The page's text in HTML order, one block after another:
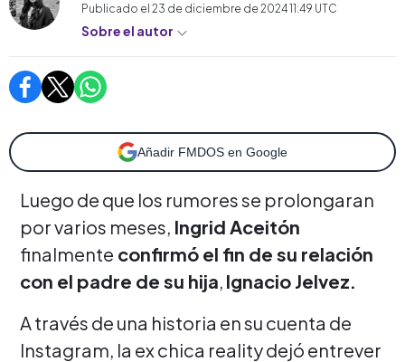
Publicado el 23 de diciembre de 2024 11:49 UTC
Sobre el autor
Añadir FMDOS en Google
Luego de que los rumores se prolongaran
por varios meses, Ingrid Aceitón
finalmente confirmó el fin de su relación
con el padre de su hija, Ignacio Jelvez.
A través de una historia en su cuenta de
Instagram, la ex chica reality dejó entrever